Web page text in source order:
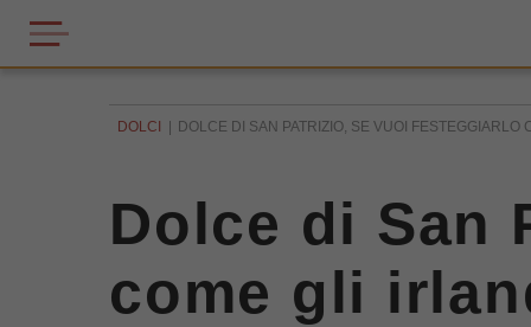
DOLCI DOLCE DI SAN PATRIZIO, SE VUOI
Dolce di San
come gli